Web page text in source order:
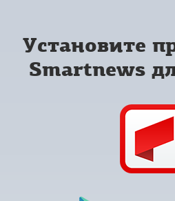
Установите
Smartnews